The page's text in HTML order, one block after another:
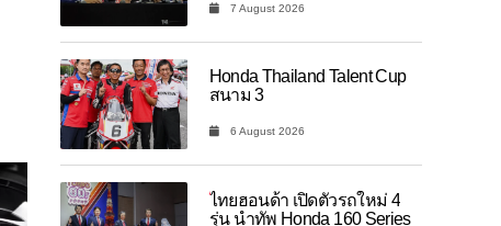
7 August 2026
Honda Thailand Talent Cup
สนาม 3
6 August 2026
ไทยฮอนด้า เปิดตัวรถใหม่ 4
รุ่น นำทัพ Honda 160 Series